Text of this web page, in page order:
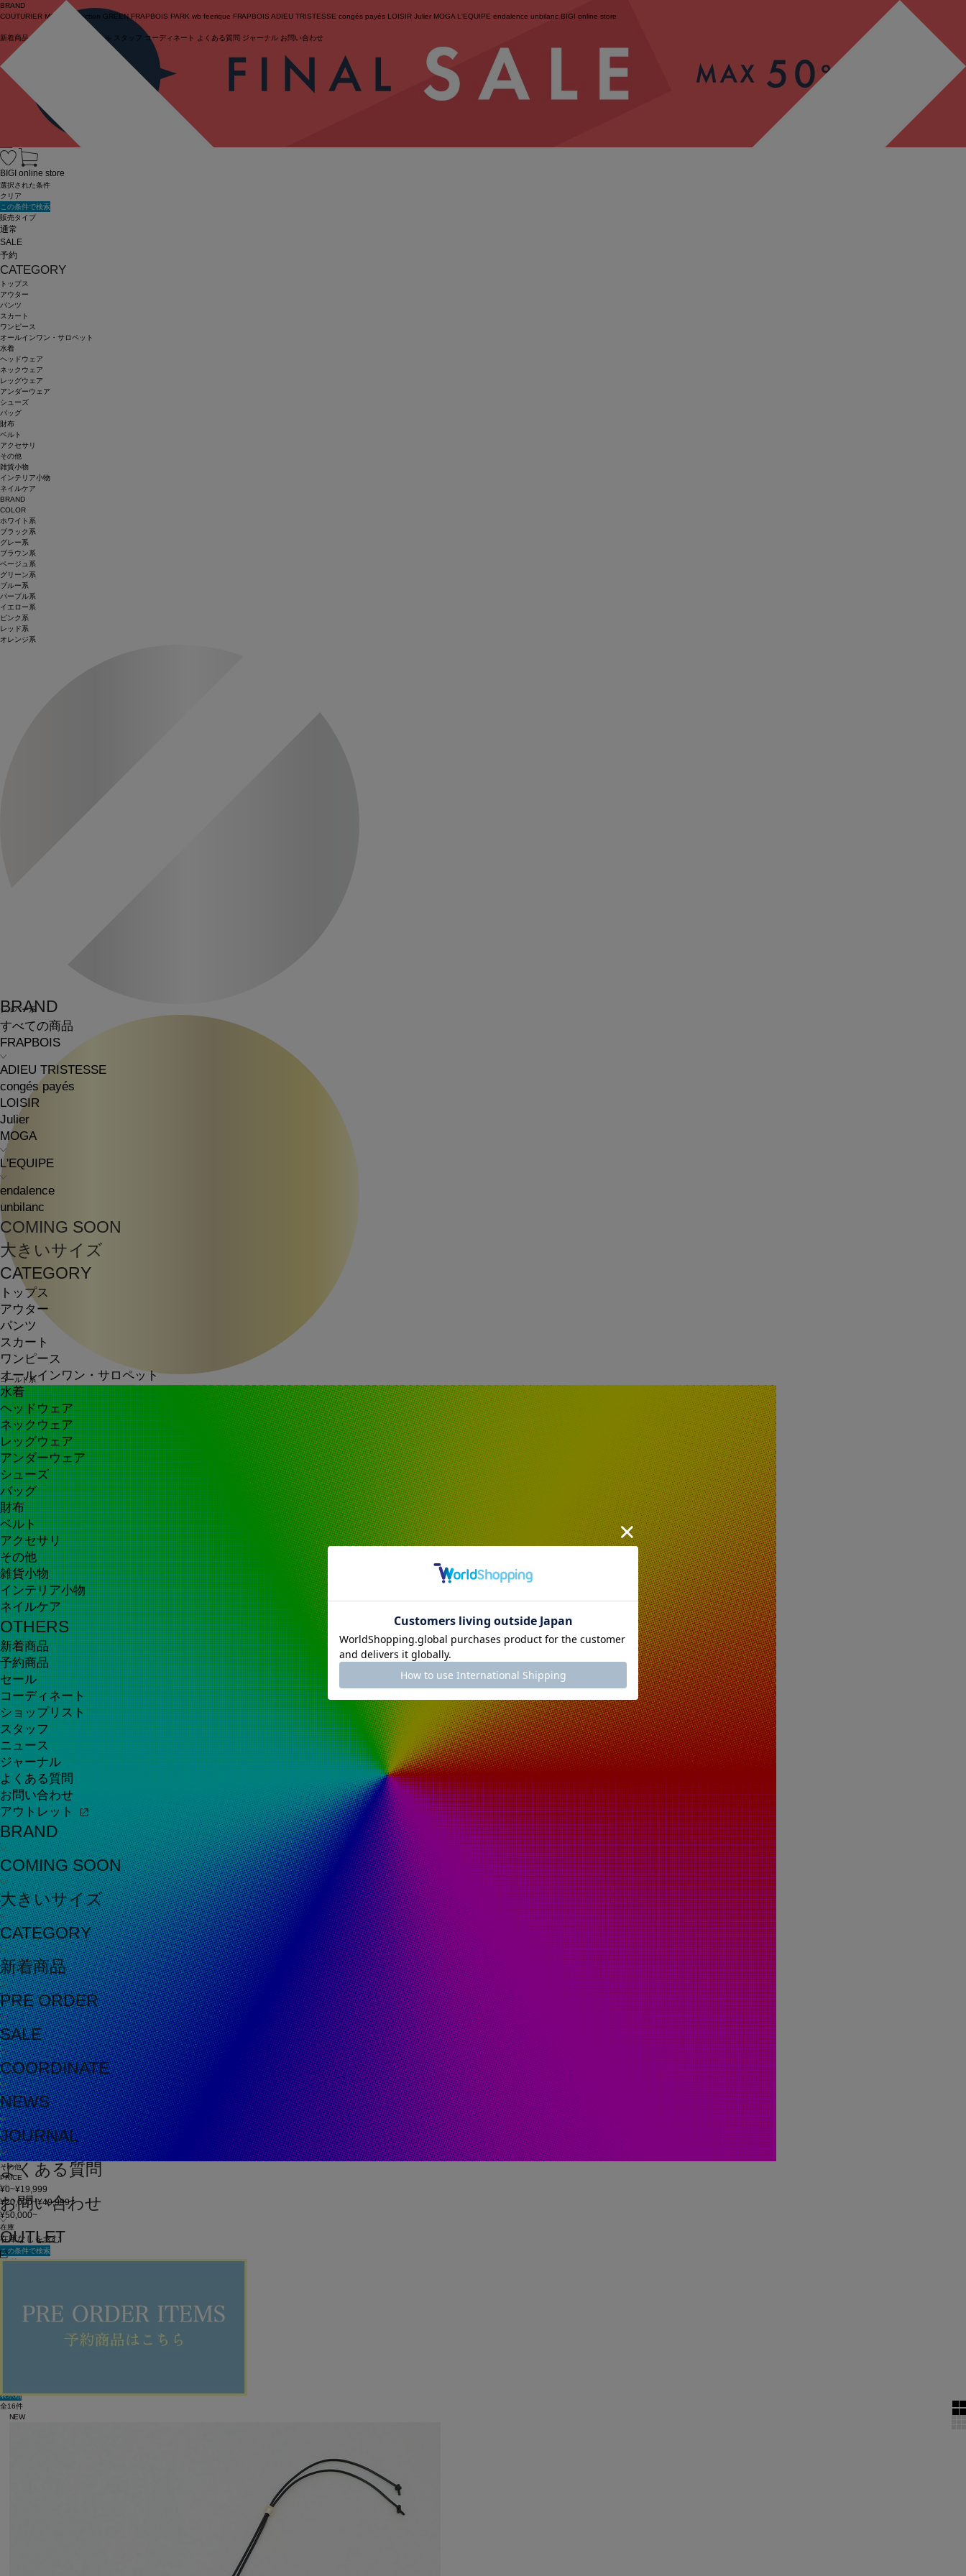
BRAND
COUTURIER MOGA Collection GREEN FRAPBOIS PARK wb feerique FRAPBOIS ADIEU TRISTESSE congés payés LOISIR Julier MOGA L'EQUIPE endalence unbilanc BIGI online store
新着商品 (ライブ) セール スタッフ コーディネート よくある質問 ジャーナル お問い合わせ
BRAND
すべての商品
FRAPBOIS
ADIEU TRISTESSE
congés payés
LOISIR
Julier
MOGA
L'EQUIPE
endalence
unbilanc
COMING SOON
大きいサイズ
CATEGORY
トップス
アウター
パンツ
スカート
ワンピース
オールインワン・サロペット
水着
ヘッドウェア
ネックウェア
レッグウェア
アンダーウェア
シューズ
バッグ
財布
ベルト
アクセサリ
その他
雑貨小物
インテリア小物
ネイルケア
OTHERS
新着商品
予約商品
セール
コーディネート
ショップリスト
スタッフ
ニュース
ジャーナル
よくある質問
お問い合わせ
アウトレット
BRAND
COMING SOON
大きいサイズ
CATEGORY
新着商品
PRE ORDER
SALE
COORDINATE
NEWS
JOURNAL
よくある質問
お問い合わせ
OUTLET
BIGI online store
選択された条件
クリア
この条件で検索
販売タイプ
通常
SALE
予約
CATEGORY
トップス
アウター
パンツ
スカート
ワンピース
オールインワン・サロペット
水着
ヘッドウェア
ネックウェア
レッグウェア
アンダーウェア
シューズ
バッグ
財布
ベルト
アクセサリ
その他
雑貨小物
インテリア小物
ネイルケア
BRAND
COLOR
ホワイト系
ブラック系
グレー系
ブラウン系
ベージュ系
グリーン系
ブルー系
パープル系
イエロー系
ピンク系
レッド系
オレンジ系
シルバー系
ゴールド系
その他
PRICE
¥0~¥19,999
¥20,000~¥49,999
¥50,000~
在庫
在庫なしを含む
この条件で検索
60件
単色表示
表示順
全16件
NEW